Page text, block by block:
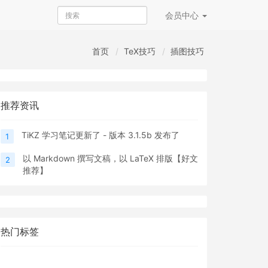
会员中心
首页 TeX技巧 插图技巧
推荐资讯
1 TiKZ 学习笔记更新了 - 版本 3.1.5b 发布了
2
以 Markdown 撰写文稿，以 LaTeX 排版【好文
推荐】
热门标签